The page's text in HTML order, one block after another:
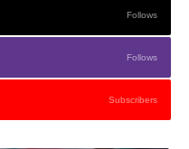
Follows
Follows
Subscribers